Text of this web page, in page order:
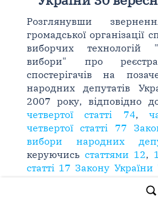
Розглянувши
громадської організації
виборчих технологій
вибори" про
спостерігачів на
народних депутатів
2007 року, відповідно
четвертої статті 74,
четвертої статті 77
вибори народних
керуючись статтями 12,
статті 17 Закону